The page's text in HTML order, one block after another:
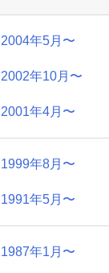
2004年5月〜
2002年10月〜
2001年4月〜
1999年8月〜
1991年5月〜
1987年1月〜